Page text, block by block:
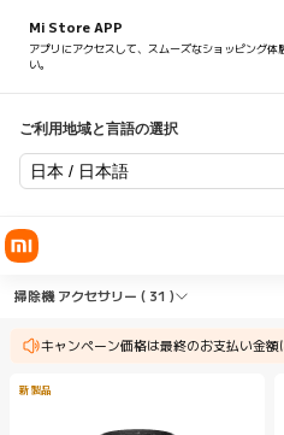
Mi Store APP
アプリにアクセスして、スムーズなショッピング体
い。
ご利用地域と言語の選択
日本 / 日本語
Shop 掃除機 掃
掃除機 アクセサリー ( 31 )
キャンペーン価格は最終のお支払い金額
Shop 掃除機 掃除機
新製品